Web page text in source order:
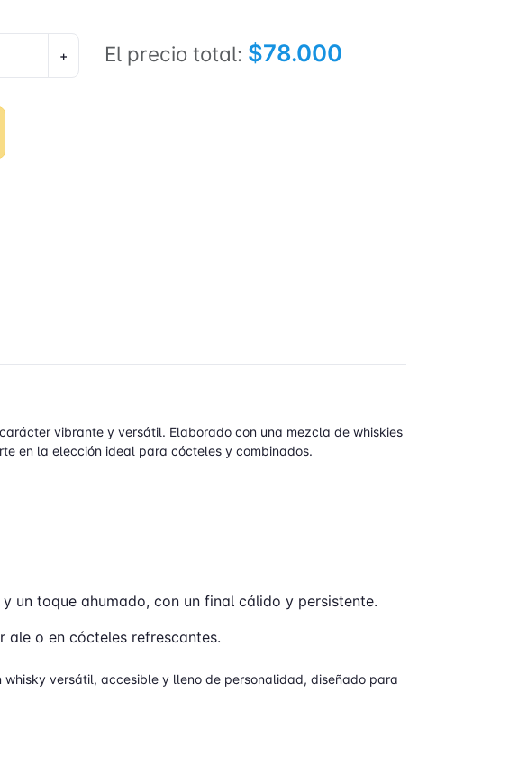
+ El precio total: $78.000
vibrante y versátil. Elaborado con una mezcla de whiskies
en la elección ideal para cócteles y combinados.
un toque ahumado, con un final cálido y persistente.
o en cócteles refrescantes.
versátil, accesible y lleno de personalidad, diseñado para